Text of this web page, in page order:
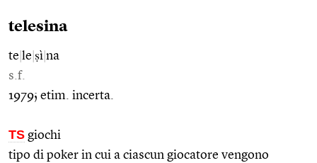
telesina
te le ṣì na
s.f.
1979; etim. incerta.
TS giochi
tipo di poker in cui a ciascun giocatore vengono